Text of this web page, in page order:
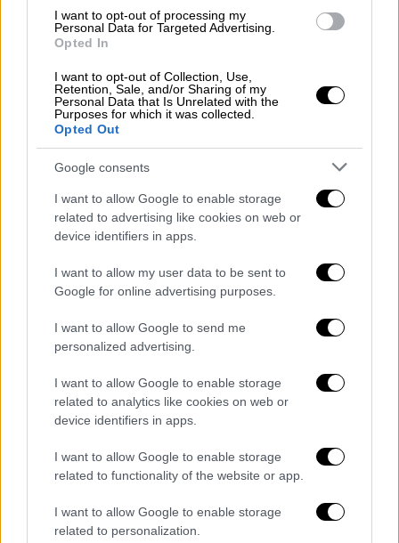
I want to opt-out of processing my
Personal Data for Targeted Advertising.
Opted In
I want to opt-out of Collection, Use,
Retention, Sale, and/or Sharing of my
Personal Data that Is Unrelated with the
Purposes for which it was collected.
Opted Out
Google consents
I want to allow Google to enable storage
related to advertising like cookies on web or
device identifiers in apps.
I want to allow my user data to be sent to
Google for online advertising purposes.
I want to allow Google to send me
personalized advertising.
I want to allow Google to enable storage
related to analytics like cookies on web or
device identifiers in apps.
I want to allow Google to enable storage
related to functionality of the website or app.
I want to allow Google to enable storage
related to personalization.
ακόμα τον συγκεκριμένο στόχο.
Οι δύο επιθέσεις εντάσσονται σε
στρατιωτική επιχείρησητου Ισραήλ που
κλιμακώνεται το τελευταίο διάστημα στο
βόρειο τμήμα της Λωρίδας της Γάζας.
Ο IDF ανακοίνωσε πωςέπληξε 200 στόχους
στη Γάζα μέσα σε 48 ώρες
, στο πλαίσιο των
επιχειρήσεων εναντίον «τρομοκρατικών
οργανώσεων», όπως τις χαρακτηρίζει.
Την Παρασκευή, άλλη μία ισραηλινή επίθεση
είχε ως αποτέλεσμανα σκοτωθούν εννέα
Γάζα. Ο 11χρονος γιος της Δρ. Αλάα αλ-
Νατζάρ τραυματίστηκε, ενώ ο σύζυγός της,
Χάμντι αλ-Νατζάρ, νοσηλεύεται σε κρίσιμη
κατάσταση.
Ράσλαν, Γκίμπραν, Ιβ, Ράιβαλ, Σέιντεν,
Λούκμαν και Σίντρα-ήταν ηλικίας από λίγων
μηνών έως 12 ετών. Ο ισραηλινός στρατός
ανακοίνωσε πως το περιστατικό